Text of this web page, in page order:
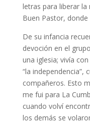
letras para liberar
Buen Pastor, donde
De su infancia
devoción en el
una iglesia; vivía
“la independencia”,
compañeros. Esto
me fui para La
cuando volví
los demás se